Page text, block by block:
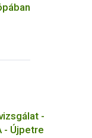
-
- Újpetre